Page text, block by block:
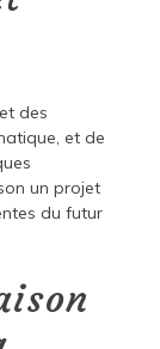
des
et de
un projet
du futur